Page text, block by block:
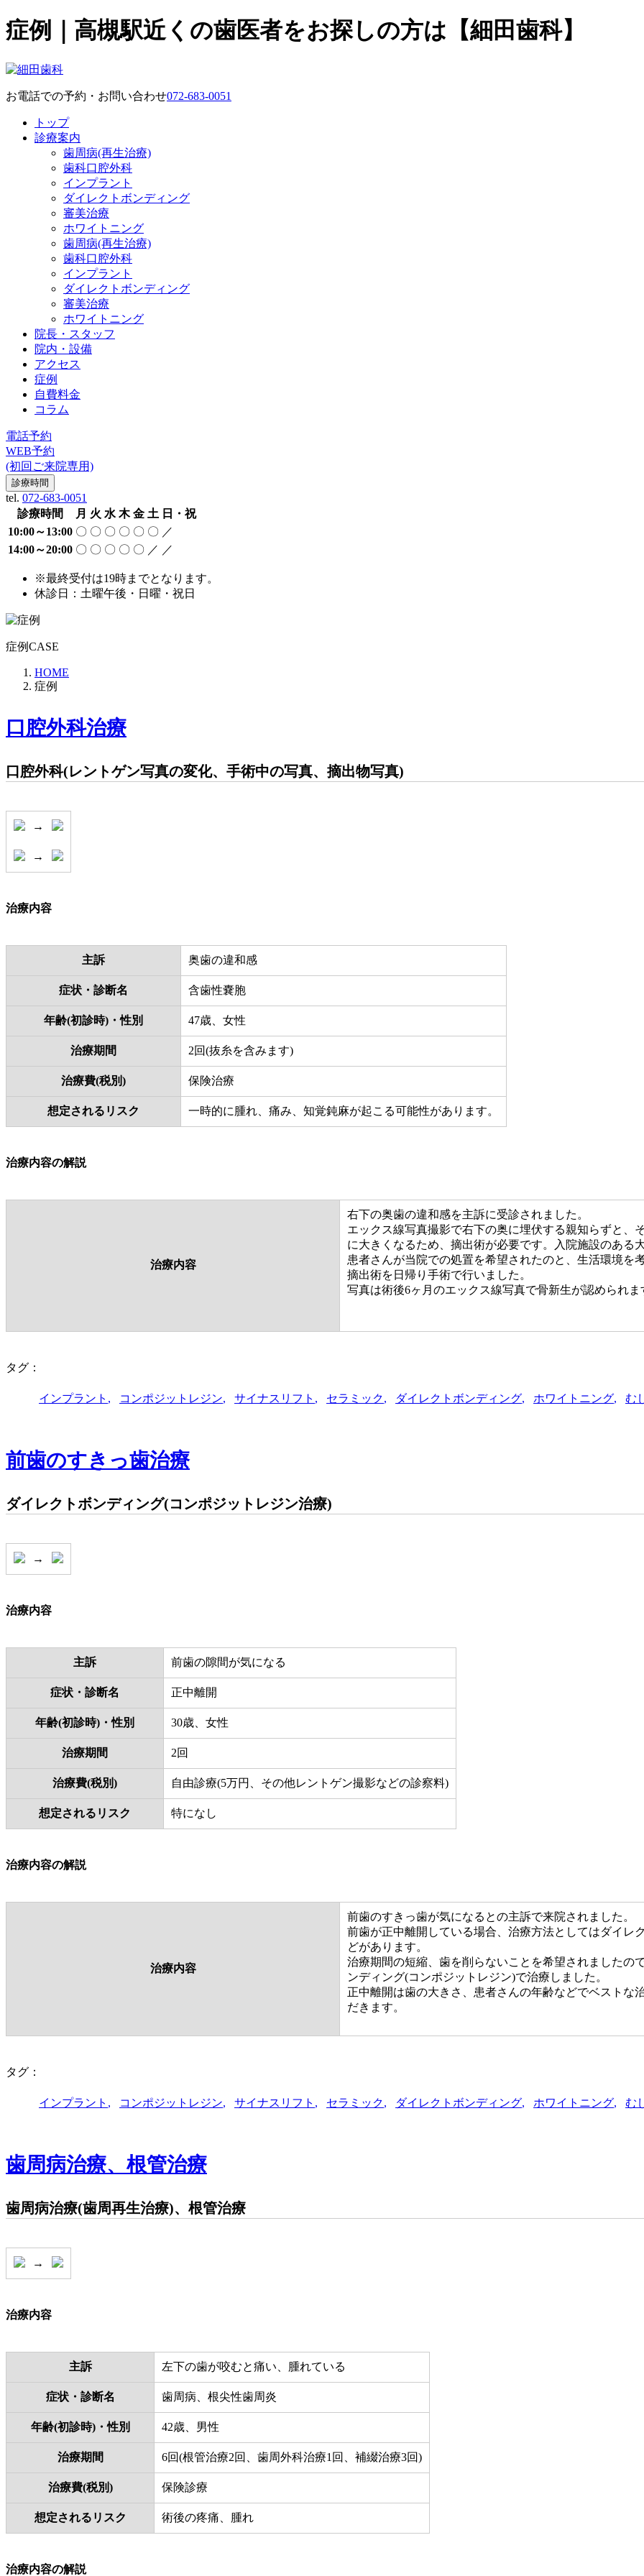
症例｜高槻駅近くの歯医者をお探しの方は【細田歯科】
お電話での予約・お問い合わせ072-683-0051
トップ
診療案内
歯周病(再生治療)
歯科口腔外科
インプラント
ダイレクトボンディング
審美治療
ホワイトニング
歯周病(再生治療)
歯科口腔外科
インプラント
ダイレクトボンディング
審美治療
ホワイトニング
院長・スタッフ
院内・設備
アクセス
症例
自費料金
コラム
電話予約
WEB予約
(初回ご来院専用)
診療時間
tel. 072-683-0051
診療時間
月 火 水 木 金 土 日・祝
10:00～13:00 〇 〇 〇 〇 〇 〇 ／
14:00～20:00 〇 〇 〇 〇 〇 ／ ／
※最終受付は19時までとなります。
休診日：土曜午後・日曜・祝日
症例CASE
HOME
症例
口腔外科治療
口腔外科(レントゲン写真の変化、手術中の写真、摘出物写真)
→
→
治療内容
主訴 奥歯の違和感
症状・診断名 含歯性嚢胞
年齢(初診時)・性別 47歳、女性
治療期間 2回(抜糸を含みます)
治療費(税別) 保険治療
想定されるリスク 一時的に腫れ、痛み、知覚鈍麻が起こる可能性があります。
治療内容の解説
治療内容
右下の奥歯の違和感を主訴に受診されました。
エックス線写真撮影で右下の奥に埋伏する親知らずと、
に大きくなるため、摘出術が必要です。入院施設のある
患者さんが当院での処置を希望されたのと、生活環境を
摘出術を日帰り手術で行いました。
写真は術後6ヶ月のエックス線写真で骨新生が認められま
タグ：
インプラント コンポジットレジン サイナスリフト セラミック ダイレクトボンディング ホワイトニング む
前歯のすきっ歯治療
ダイレクトボンディング(コンポジットレジン治療)
→
治療内容
主訴 前歯の隙間が気になる
症状・診断名 正中離開
年齢(初診時)・性別 30歳、女性
治療期間 2回
治療費(税別) 自由診療(5万円、その他レントゲン撮影などの診察料)
想定されるリスク 特になし
治療内容の解説
治療内容
前歯のすきっ歯が気になるとの主訴で来院されました。
前歯が正中離開している場合、治療方法としてはダイレ
どがあります。
治療期間の短縮、歯を削らないことを希望されましたの
ンディング(コンポジットレジン)で治療しました。
正中離開は歯の大きさ、患者さんの年齢などでベストな
だきます。
タグ：
インプラント コンポジットレジン サイナスリフト セラミック ダイレクトボンディング ホワイトニング む
歯周病治療、根管治療
歯周病治療(歯周再生治療)、根管治療
→
治療内容
主訴 左下の歯が咬むと痛い、腫れている
症状・診断名 歯周病、根尖性歯周炎
年齢(初診時)・性別 42歳、男性
治療期間 6回(根管治療2回、歯周外科治療1回、補綴治療3回)
治療費(税別) 保険診療
想定されるリスク 術後の疼痛、腫れ
治療内容の解説